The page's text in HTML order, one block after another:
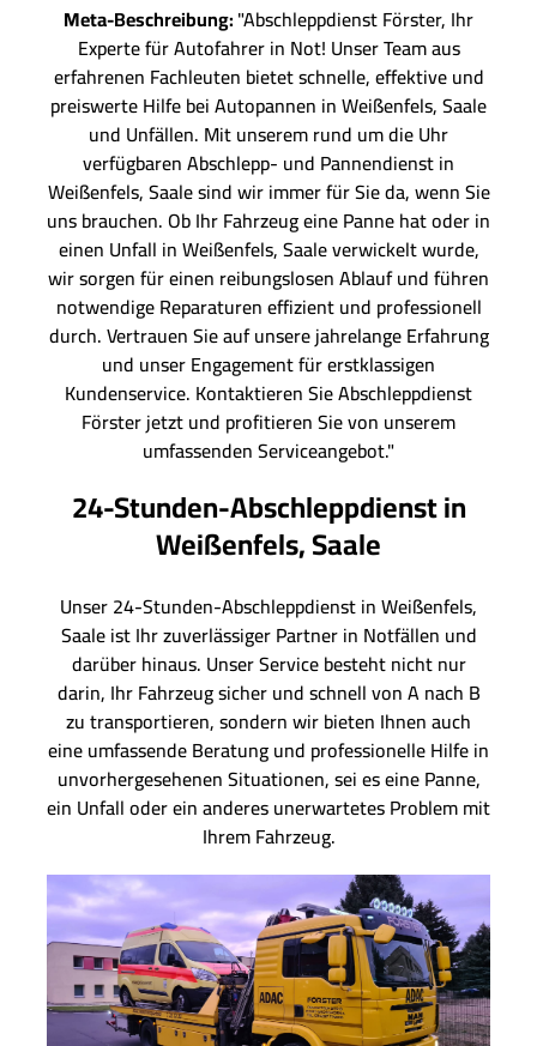
Meta-Beschreibung:"Abschleppdienst Förster, Ihr
Experte für Autofahrer in Not! Unser Team aus
erfahrenen Fachleuten bietet schnelle, effektive und
preiswerte Hilfe bei Autopannen in Weißenfels, Saale
und Unfällen. Mit unserem rund um die Uhr
verfügbaren Abschlepp- und Pannendienst in
Weißenfels, Saale sind wir immer für Sie da, wenn Sie
uns brauchen. Ob Ihr Fahrzeug eine Panne hat oder in
einen Unfall in Weißenfels, Saale verwickelt wurde,
wir sorgen für einen reibungslosen Ablauf und führen
notwendige Reparaturen effizient und professionell
durch. Vertrauen Sie auf unsere jahrelange Erfahrung
und unser Engagement für erstklassigen
Kundenservice. Kontaktieren Sie Abschleppdienst
Förster jetzt und profitieren Sie von unserem
umfassenden Serviceangebot."
24-Stunden-Abschleppdienst in
Weißenfels, Saale
Unser 24-Stunden-Abschleppdienst in Weißenfels,
Saale ist Ihr zuverlässiger Partner in Notfällen und
darüber hinaus. Unser Service besteht nicht nur
darin, Ihr Fahrzeug sicher und schnell von A nach B
zu transportieren, sondern wir bieten Ihnen auch
eine umfassende Beratung und professionelle Hilfe in
unvorhergesehenen Situationen, sei es eine Panne,
ein Unfall oder ein anderes unerwartetes Problem mit
Ihrem Fahrzeug.